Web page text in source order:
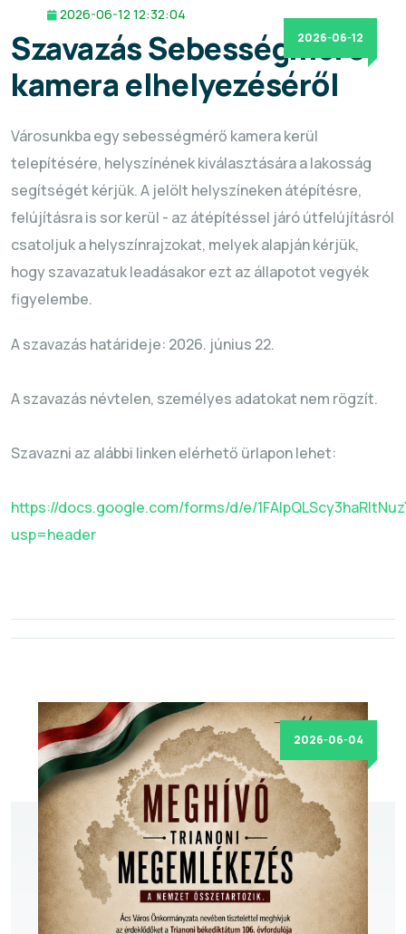
2026-06-12
2026-06-12 12:32:04
Szavazás Sebességmérő
kamera elhelyezéséről
Városunkba egy sebességmérő kamera kerül
telepítésére, helyszínének kiválasztására a lakosság
segítségét kérjük. A jelölt helyszíneken átépítésre,
felújításra is sor kerül - az átépítéssel járó útfelújításról
csatoljuk a helyszínrajzokat, melyek alapján kérjük,
hogy szavazatuk leadásakor ezt az állapotot vegyék
figyelembe.
A szavazás határideje: 2026. június 22.
A szavazás névtelen, személyes adatokat nem rögzít.
Szavazni az alábbi linken elérhető ürlapon lehet:
https://docs.google.com/forms/d/e/
usp=header
2026-06-04